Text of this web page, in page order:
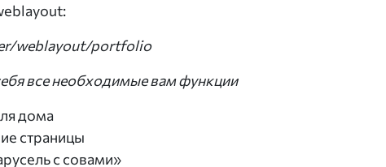
weblayout/portfolio
все необходимые вам функции
дома
страницы
с совами»